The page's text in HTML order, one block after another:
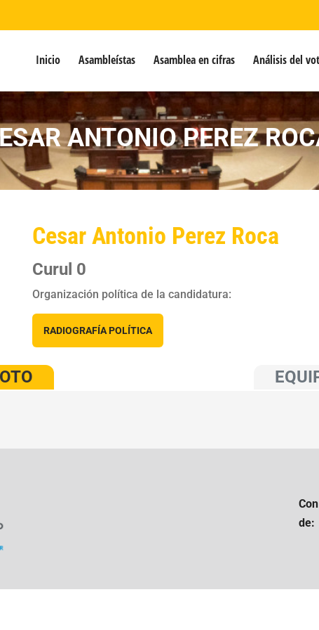
Inicio Asambleístas Asamblea en cifras Análisis del
ANTONIO PEREZ
Cesar Antonio Perez Roca
Curul 0
Organización política de la candidatura:
RADIOGRAFÍA POLÍTICA
de: